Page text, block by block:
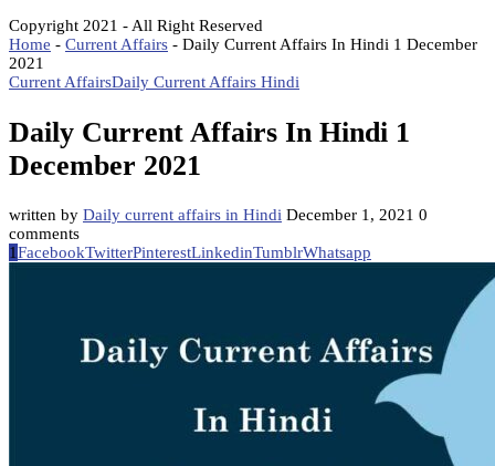
Copyright 2021 - All Right Reserved
Home - Current Affairs - Daily Current Affairs In Hindi 1 December
2021
Current AffairsDaily Current Affairs Hindi
Daily Current Affairs In Hindi 1
December 2021
written by Daily current affairs in Hindi December 1, 2021 0
comments
1FacebookTwitterPinterestLinkedinTumblrWhatsapp